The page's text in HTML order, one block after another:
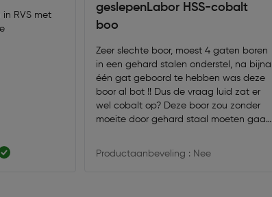
in RVS met
geslepenLabor HSS-cobalt
boo
Zeer slechte boor, moest 4 gaten boren
in een gehard stalen onderstel, na bijna
één gat geboord te hebben was deze
boor al bot !! Dus de vraag luid zat er
wel cobalt op? Deze boor zou zonder
moeite door gehard staal moeten gaan
Productaanbeveling : Nee